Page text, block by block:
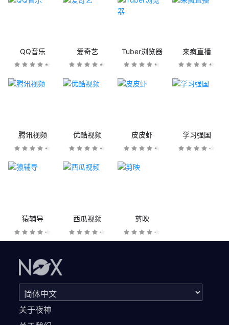
QQ音乐 爱奇艺 Tuber浏览器 来疯直播
腾讯视频 优酷视频 皮皮虾 学习强国
猿辅导 西瓜视频 剪映
关于夜神